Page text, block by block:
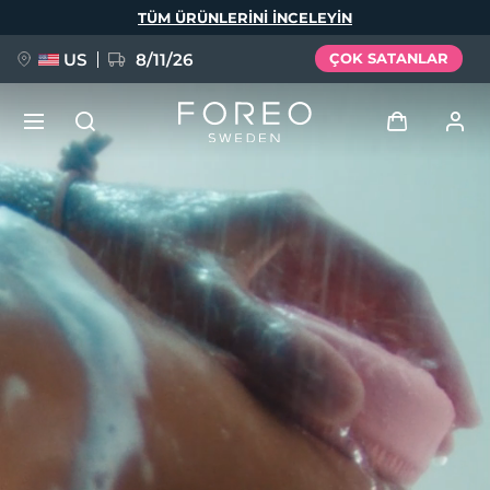
TÜM ÜRÜNLERINI INCELEYIN
US 8/11/26 ÇOK SATANLAR
Kullanici profi̇li̇
Cihazlarım
Siparişlerim
Adresim
Aboneliklerim
YENİ
FAQ™ Pure Beauty-Tech Elixir
BREAKING NEWS
issa™ Teeth Whitening Set
Dil Seçimi
English Deutsch
Français
Italiano
Português
Svenska
Русский
繁體中文